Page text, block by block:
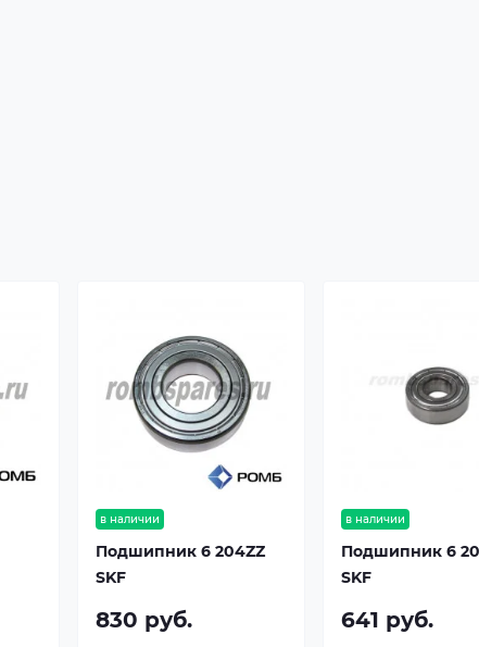
в наличии
Подшипник 6 204ZZ
SKF
830 руб.
в наличии
Подшипник 6
SKF
641 руб.